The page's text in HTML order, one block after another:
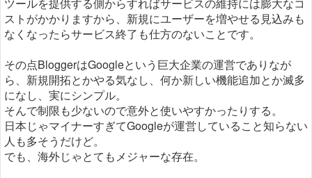
ストがかかりますから、新規にユーザーを増やせる見込みも
なくなったらサービス終了も仕方のないことです。
その点BloggerはGoogleという巨大企業の運営でありなが
ら、新規開拓とかやる気なし、何か新しい機能追加とか滅多
になし、実にシンプル。
そんで制限も少ないので意外と使いやすかったりする。
日本じゃマイナーすぎてGoogleが運営していること知らない
人も多そうだけど。
でも、海外じゃとてもメジャーな存在。